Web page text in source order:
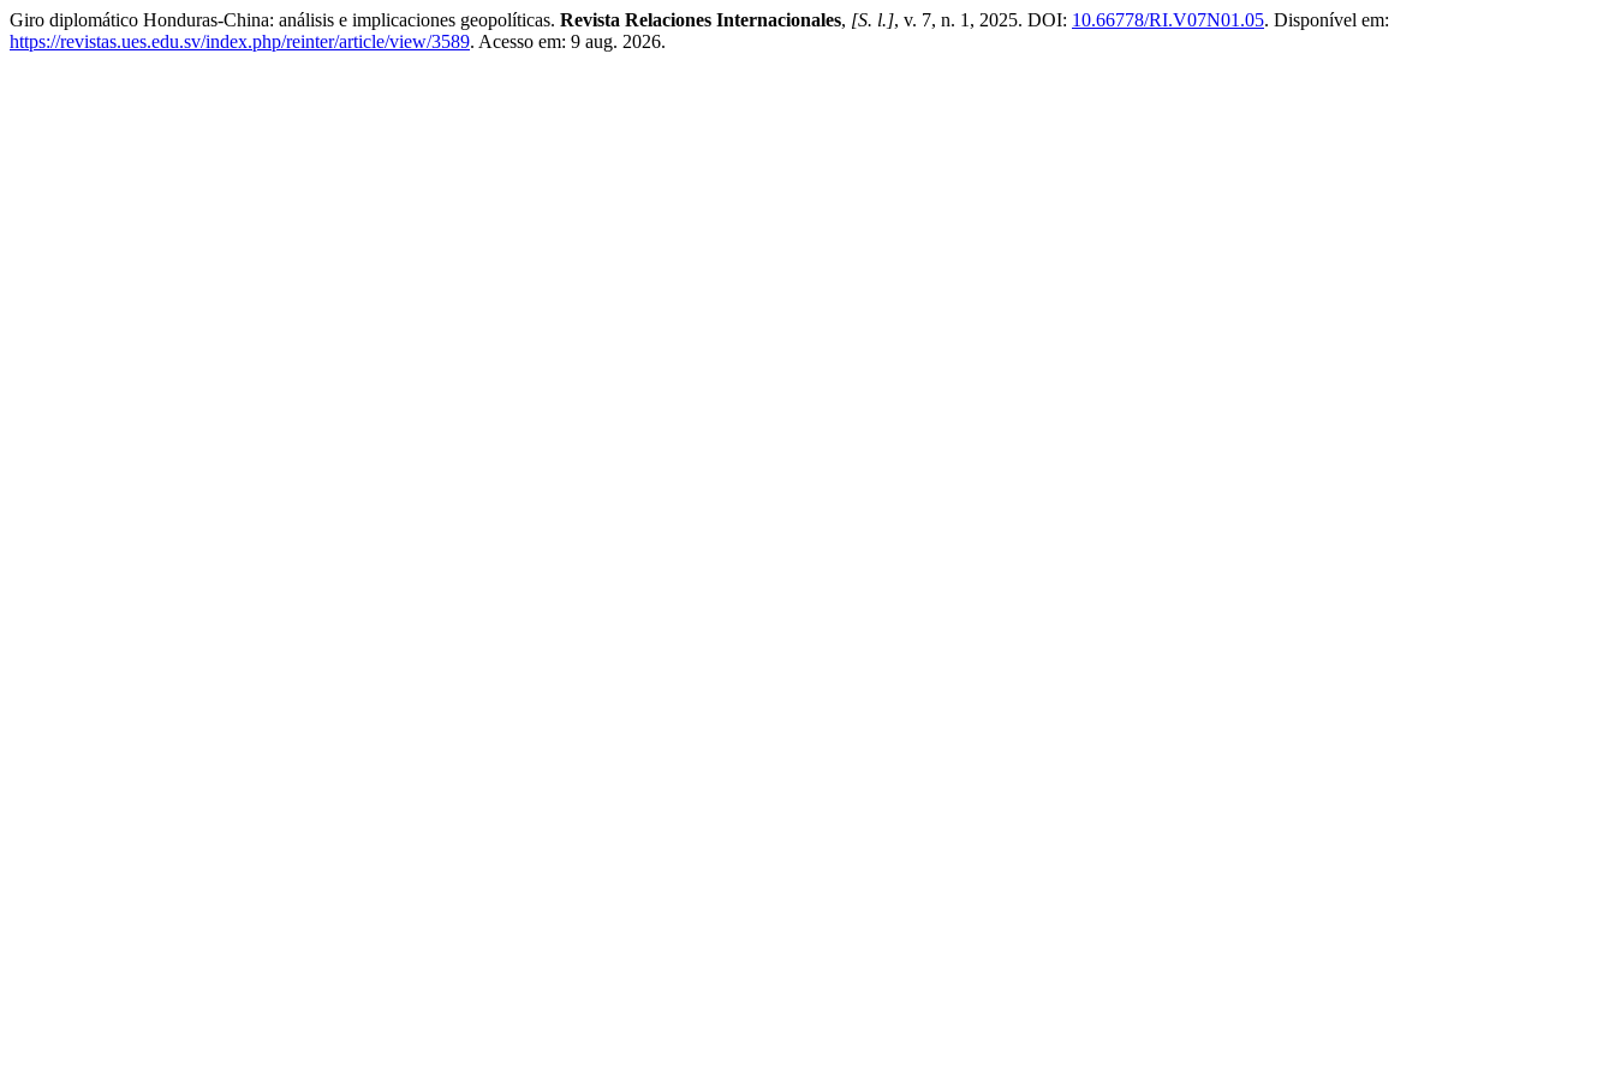
Giro diplomático Honduras-China: análisis e implicaciones geopolíticas. Revista Relaciones Internacionales, [S. l.], v. 7, n. 1, 2025. DOI: 10.66778/RI.V07N01.05. Disponível em:
https://revistas.ues.edu.sv/index.php/reinter/article/view/3589. Acesso em: 9 aug. 2026.